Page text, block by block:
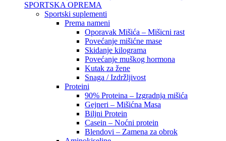
SPORTSKA OPREMA
Sportski suplementi
Prema nameni
Oporavak Mišića – Mišicni rast
Povećanje mišićne mase
Skidanje kilograma
Povećanje muškog hormona
Kutak za žene
Snaga / Izdržljivost
Proteini
90% Proteina – Izgradnja mišića
Gejneri – Mišićna Masa
Biljni Protein
Casein – Noćni protein
Blendovi – Zamena za obrok